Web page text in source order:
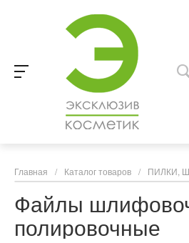
Главная / Каталог товаров / ПИЛКИ,
Файлы
полировочные